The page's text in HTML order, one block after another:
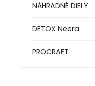
NÁHRADNÉ DIELY
DETOX Neera
PROCRAFT